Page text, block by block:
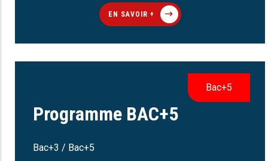
EN SAVOIR +
Programme BAC+5
Bac+5
Bac+3 / Bac+5